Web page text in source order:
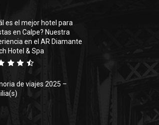
es el mejor hotel para
en Calpe? Nuestra
en el AR Diamante
Hotel & Spa
de viajes 2025 –